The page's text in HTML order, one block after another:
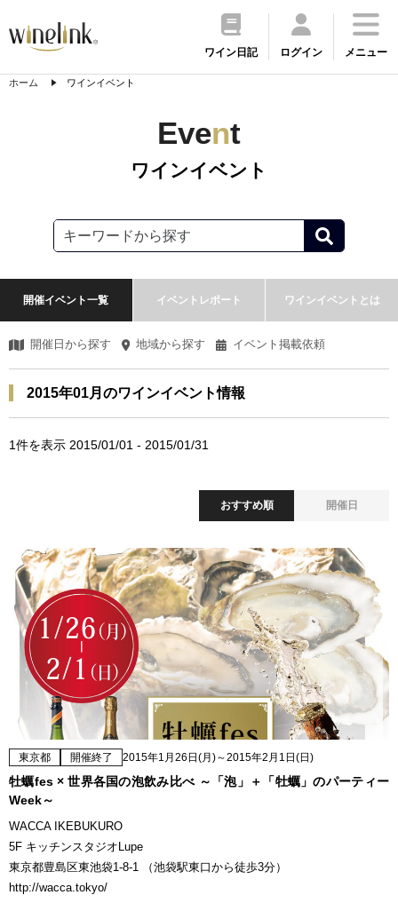
ワイン日記 ログイン メニュー
ホーム ワインイベント
Event
ワインイベント
開催イベント一覧 イベントレポート ワインイベントとは
開催日から探す 地域から探す イベント掲載依頼
2015年01月のワインイベント情報
1件を表示 2015/01/01 - 2015/01/31
開催日
おすすめ順
東京都 開催終了 2015年1月26日(月)～2015年2月1日(日)
牡蠣fes × 世界各国の泡飲み比べ ～「泡」＋「牡蠣」のパーティー
Week～
WACCA IKEBUKURO
5F キッチンスタジオLupe
東京都豊島区東池袋1-8-1 （池袋駅東口から徒歩3分）
http://wacca.tokyo/